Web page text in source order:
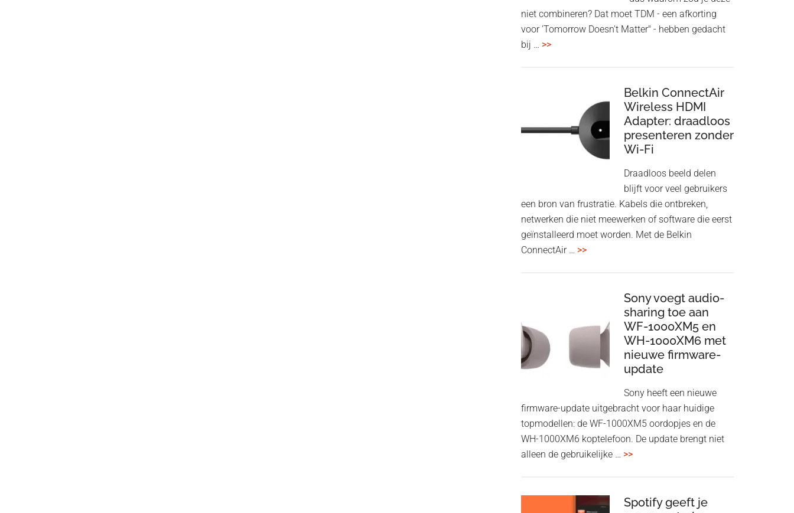
niet combineren? Dat moet TDM - een afkorting
voor 'Tomorrow Doesn't Matter" - hebben gedacht
bij … >>overHoofdtelefoon
twist
Belkin ConnectAir
Wireless HDMI
Adapter: draadloos
presenteren zonder
Wi-Fi
Draadloos beeld delen
blijft voor veel gebruikers
een bron van frustratie. Kabels die ontbreken,
netwerken die niet meewerken of software die eerst
geïnstalleerd moet worden. Met de Belkin
ConnectAir … >>overBelkin
draadloos
presenteren
zonder
Wi-
Sony voegt audio-
sharing toe aan
WF-1000XM5 en
WH-1000XM6 met
nieuwe firmware-
update
Sony heeft een nieuwe
firmware-update uitgebracht voor haar huidige
topmodellen: de WF-1000XM5 oordopjes en de
WH-1000XM6 koptelefoon. De update brengt niet
alleen de gebruikelijke … >>overSony
sharing
Spotify geeft je